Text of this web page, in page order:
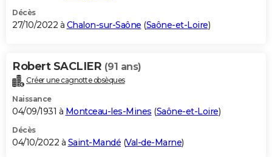
Décès
27/10/2022 à Chalon-sur-Saône (Saône-et-Loire)
Robert SACLIER (91 ans)
Créer une cagnotte obsèques
Naissance
04/09/1931 à Montceau-les-Mines (Saône-et-Loire)
Décès
04/10/2022 à Saint-Mandé (Val-de-Marne)